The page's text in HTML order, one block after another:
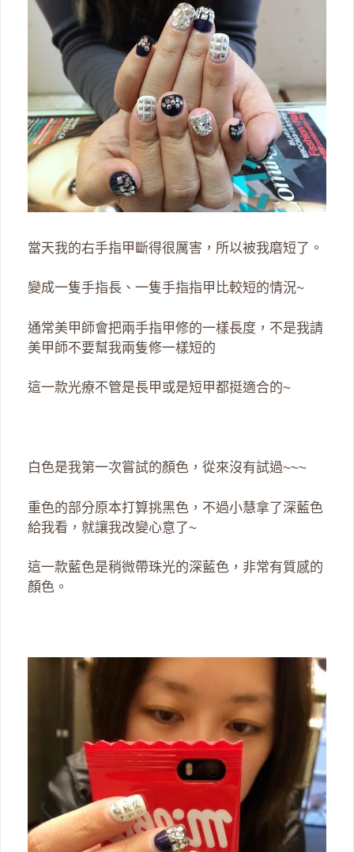
當天我的右手指甲斷得很厲害，所以被我磨短了。
變成一隻手指長、一隻手指指甲比較短的情況~
通常美甲師會把兩手指甲修的一樣長度，不是我請
美甲師不要幫我兩隻修一樣短的
這一款光療不管是長甲或是短甲都挺適合的~
白色是我第一次嘗試的顏色，從來沒有試過~~~
重色的部分原本打算挑黑色，不過小慧拿了深藍色
給我看，就讓我改變心意了~
這一款藍色是稍微帶珠光的深藍色，非常有質感的
顏色。